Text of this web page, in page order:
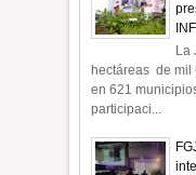
La
hectáreas de mil
en 621
participaci...